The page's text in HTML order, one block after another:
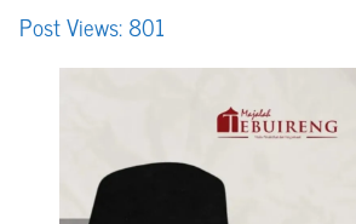
Post Views:801